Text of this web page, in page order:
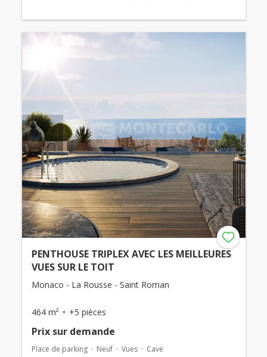
PENTHOUSE TRIPLEX AVEC LES MEILLEURES
VUES SUR LE TOIT
Monaco - La Rousse - Saint Roman
464 m² +5 pièces
Prix ​​sur demande
Place de parking Neuf Vues Cave